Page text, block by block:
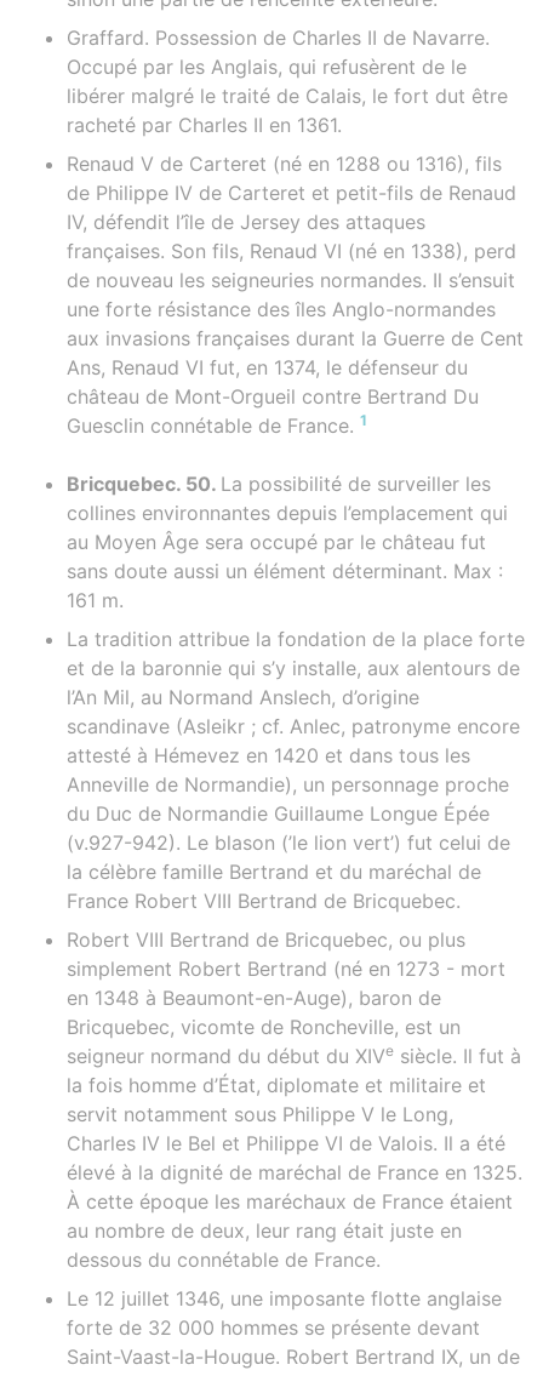
Graffard. Possession de Charles II de Navarre.
Occupé par les Anglais, qui refusèrent de le
libérer malgré le traité de Calais, le fort dut être
racheté par Charles II en 1361.
Renaud V de Carteret (né en 1288 ou 1316), fils
de Philippe IV de Carteret et petit-fils de Renaud
IV, défendit l’île de Jersey des attaques
françaises. Son fils, Renaud VI (né en 1338), perd
de nouveau les seigneuries normandes. Il s’ensuit
une forte résistance des îles Anglo-normandes
aux invasions françaises durant la Guerre de Cent
Ans, Renaud VI fut, en 1374, le défenseur du
château de Mont-Orgueil contre Bertrand Du
Guesclin connétable de France. 1
Bricquebec. 50. La possibilité de surveiller les
collines environnantes depuis l’emplacement qui
au Moyen Âge sera occupé par le château fut
sans doute aussi un élément déterminant. Max :
161 m.
La tradition attribue la fondation de la place forte
et de la baronnie qui s’y installe, aux alentours de
l’An Mil, au Normand Anslech, d’origine
scandinave (Asleikr ; cf. Anlec, patronyme encore
attesté à Hémevez en 1420 et dans tous les
Anneville de Normandie), un personnage proche
du Duc de Normandie Guillaume Longue Épée
(v.927-942). Le blason (’le lion vert’) fut celui de
la célèbre famille Bertrand et du maréchal de
France Robert VIII Bertrand de Bricquebec.
Robert VIII Bertrand de Bricquebec, ou plus
simplement Robert Bertrand (né en 1273 - mort
en 1348 à Beaumont-en-Auge), baron de
Bricquebec, vicomte de Roncheville, est un
seigneur normand du début du XIVe siècle. Il fut à
la fois homme d’État, diplomate et militaire et
servit notamment sous Philippe V le Long,
Charles IV le Bel et Philippe VI de Valois. Il a été
élevé à la dignité de maréchal de France en 1325.
À cette époque les maréchaux de France étaient
au nombre de deux, leur rang était juste en
dessous du connétable de France.
Le 12 juillet 1346, une imposante flotte anglaise
forte de 32 000 hommes se présente devant
Saint-Vaast-la-Hougue. Robert Bertrand IX, un de